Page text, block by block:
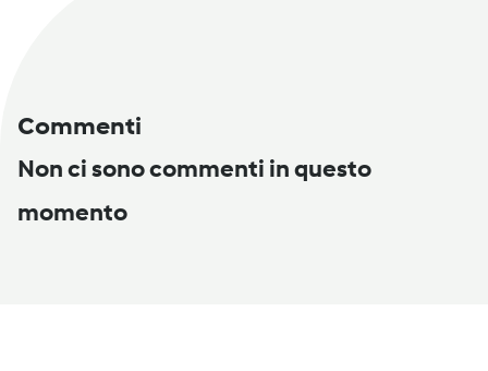
Commenti
Non ci sono commenti in questo
momento